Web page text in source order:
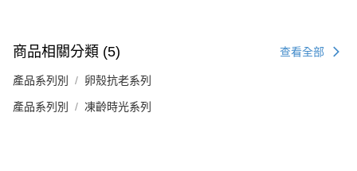
商品相關分類 (5) 查看全部
產品系列別 卵殼抗老系列
產品系列別 凍齡時光系列